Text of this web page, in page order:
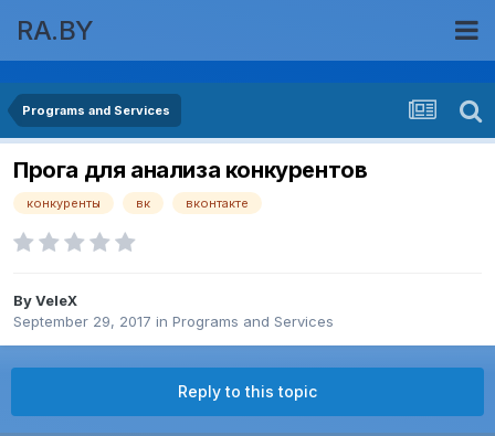
RA.BY
Programs and Services
Прога для анализа конкурентов
конкуренты вк вконтакте
ByVeleX
September 29, 2017 in Programs and Services
Reply to this topic